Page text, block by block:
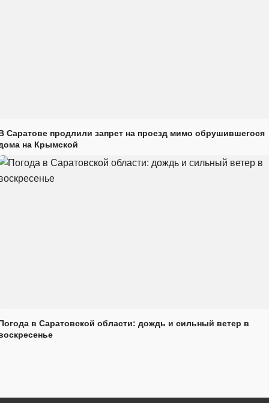
Саратове продлили запрет на проезд мимо обрушившегося
на Крымской
в Саратовской области: дождь и сильный ветер в